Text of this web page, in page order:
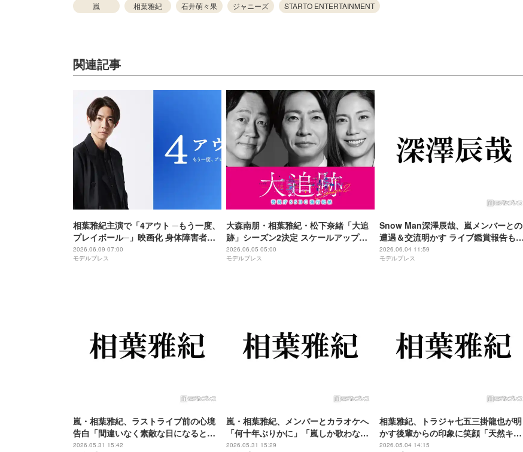
嵐 相葉雅紀 石井萌々果 ジャニーズ STARTO ENTERTAINMENT
関連記事
相葉雅紀主演で「4アウト ─もう一度、
プレイボール─」映画化 身体障害者野
球チームの実話をもとに奇跡の物語誕
生
2026.06.09 07:00
モデルプレス
大森南朋・相葉雅紀・松下奈緒「大追
跡」シーズン2決定 スケールアップし
た難事件に挑む【コメント】
2026.06.05 05:00
モデルプレス
Snow Man深澤辰哉、嵐メンバーとの
遭遇＆交流明かす ライブ鑑賞報告も
「本当に勉強になりました」
2026.06.04 11:59
モデルプレス
嵐・相葉雅紀、ラストライブ前の心境
告白「間違いなく素敵な日になると思
う」
2026.05.31 15:42
嵐・相葉雅紀、メンバーとカラオケへ
「何十年ぶりかに」「嵐しか歌わなか
った」エピソードに反響相次ぐ「贅沢
2026.05.31 15:29
相葉雅紀、トラジャ七五三掛龍也が明
かす後輩からの印象に笑顔「天然キャ
ラが1番に出てくると思うんですけど」
2026.05.04 14:15